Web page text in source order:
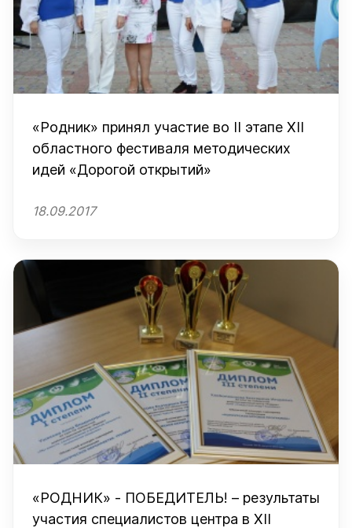
«Родник» принял участие во II этапе XII
областного фестиваля методических
идей «Дорогой открытий»
18.09.2017
«РОДНИК» - ПОБЕДИТЕЛЬ! – результаты
участия специалистов центра в XII